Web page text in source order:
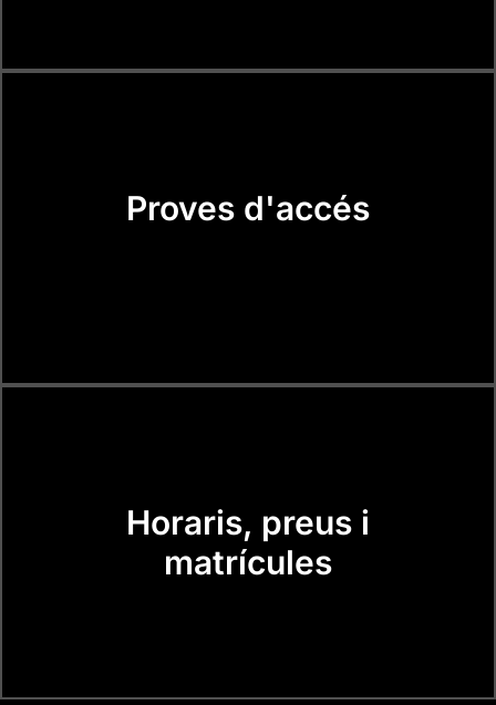
Proves d'accés
Horaris, preus i
matrícules